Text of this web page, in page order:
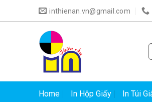
inthienan.vn@gmail.com
Home In Hộp Giấy In Túi